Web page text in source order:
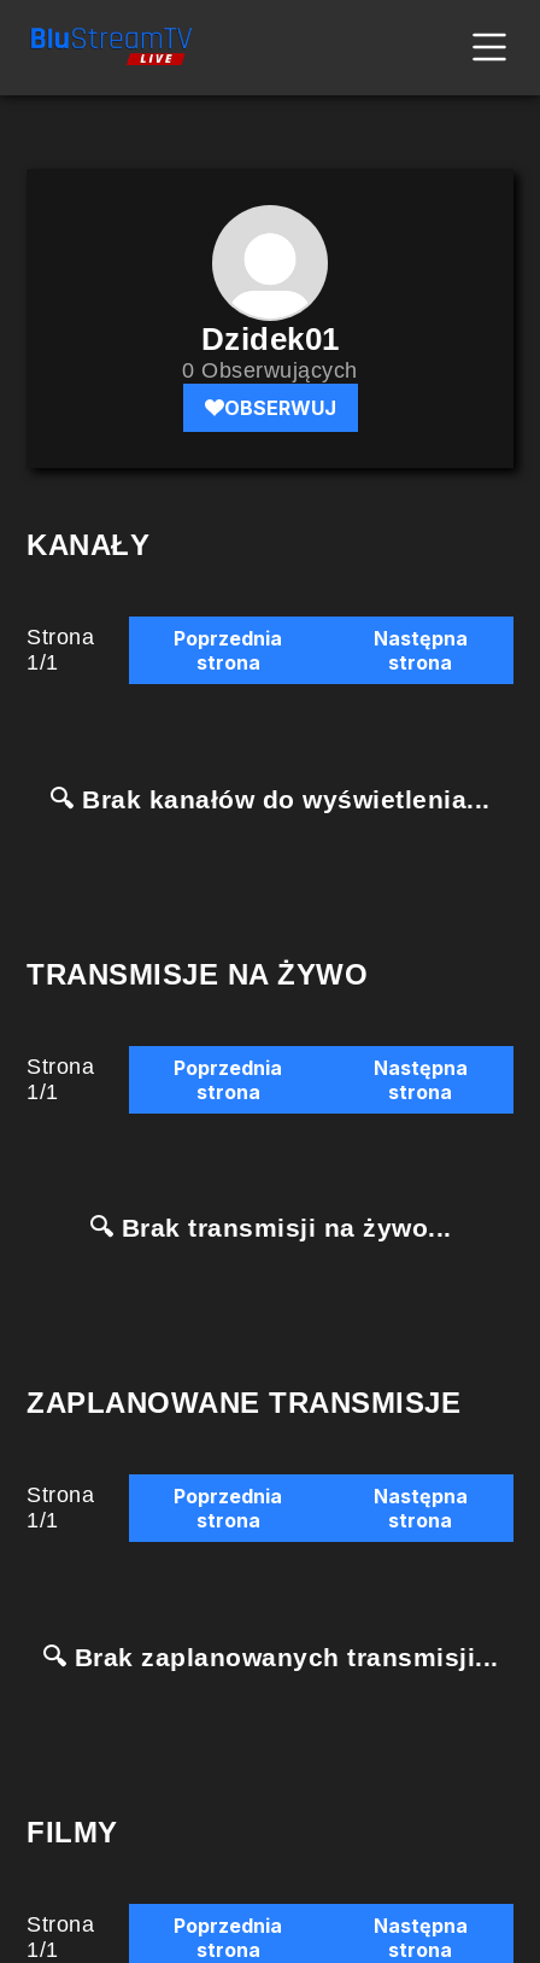
Dzidek01
0 Obserwujących
OBSERWUJ
KANAŁY
Strona
1/1
Poprzednia
strona
Następna
strona
🔍 Brak kanałów do wyświetlenia...
TRANSMISJE NA ŻYWO
Strona
1/1
Poprzednia
strona
Następna
strona
🔍 Brak transmisji na żywo...
ZAPLANOWANE TRANSMISJE
Strona
1/1
Poprzednia
strona
Następna
strona
🔍 Brak zaplanowanych transmisji...
FILMY
Strona
1/1
Poprzednia
strona
Następna
strona